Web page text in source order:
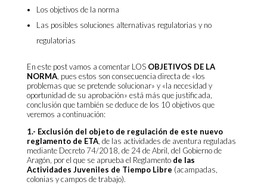
Los objetivos de la norma
Las posibles soluciones alternativas regulatorias y no
regulatorias
En este post vamos a comentar LOS OBJETIVOS DE LA
NORMA, pues estos son consecuencia directa de «los
problemas que se pretende solucionar» y «la necesidad y
oportunidad de su aprobación» está más que justificada,
conclusión que también se deduce de los 10 objetivos que
veremos a continuación:
1.- Exclusión del objeto de regulación de este nuevo
reglamento de ETA, de las actividades de aventura reguladas
mediante Decreto 74/2018, de 24 de Abril, del Gobierno de
Aragón, por el que se aprueba el Reglamento de las
Actividades Juveniles de Tiempo Libre (acampadas,
colonias y campos de trabajo).